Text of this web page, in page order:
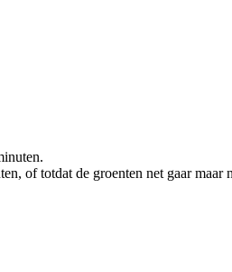
of totdat de groenten net gaar maar